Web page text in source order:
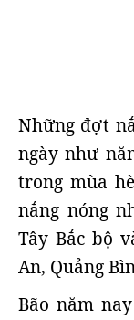
Những đợt
ngày như
trong mùa
nắng nóng
Tây Bắc bộ
An, Quảng
Bão năm